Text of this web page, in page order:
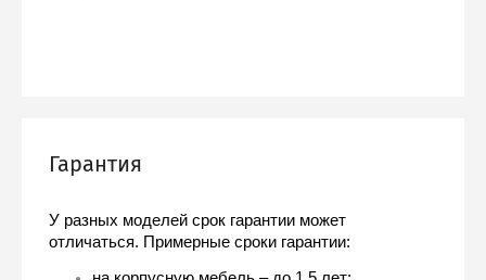
Гарантия
У разных моделей срок гарантии может
отличаться. Примерные сроки гарантии: